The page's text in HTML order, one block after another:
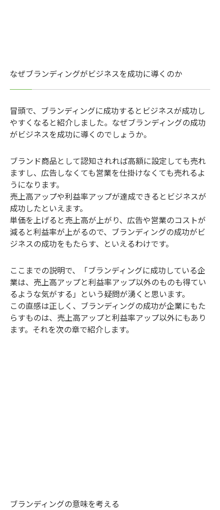
なぜブランディングがビジネスを成功に導くのか
冒頭で、ブランディングに成功するとビジネスが成功し
やすくなると紹介しました。なぜブランディングの成功
がビジネスを成功に導くのでしょうか。
ブランド商品として認知されれば高額に設定しても売れ
ますし、広告しなくても営業を仕掛けなくても売れるよ
うになります。
売上高アップや利益率アップが達成できるとビジネスが
成功したといえます。
単価を上げると売上高が上がり、広告や営業のコストが
減ると利益率が上がるので、ブランディングの成功がビ
ジネスの成功をもたらす、といえるわけです。
ここまでの説明で、「ブランディングに成功している企
業は、売上高アップと利益率アップ以外のものも得てい
るような気がする」という疑問が湧くと思います。
この直感は正しく、ブランディングの成功が企業にもた
らすものは、売上高アップと利益率アップ以外にもあり
ます。それを次の章で紹介します。
ブランディングの意味を考える